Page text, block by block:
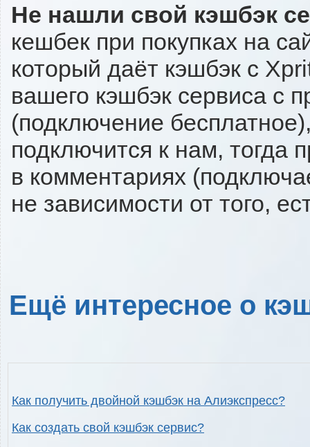
Не нашли свой кэшбэк
кешбек при покупках на
который даёт кэшбэк с
вашего кэшбэк сервиса с
(подключение
подключится к нам, тогда
в комментариях
не зависимости от того,
Ещё интересное о
Как получить двойной кэшбэк на Алиэкспресс?
Как создать свой кэшбэк сервис?